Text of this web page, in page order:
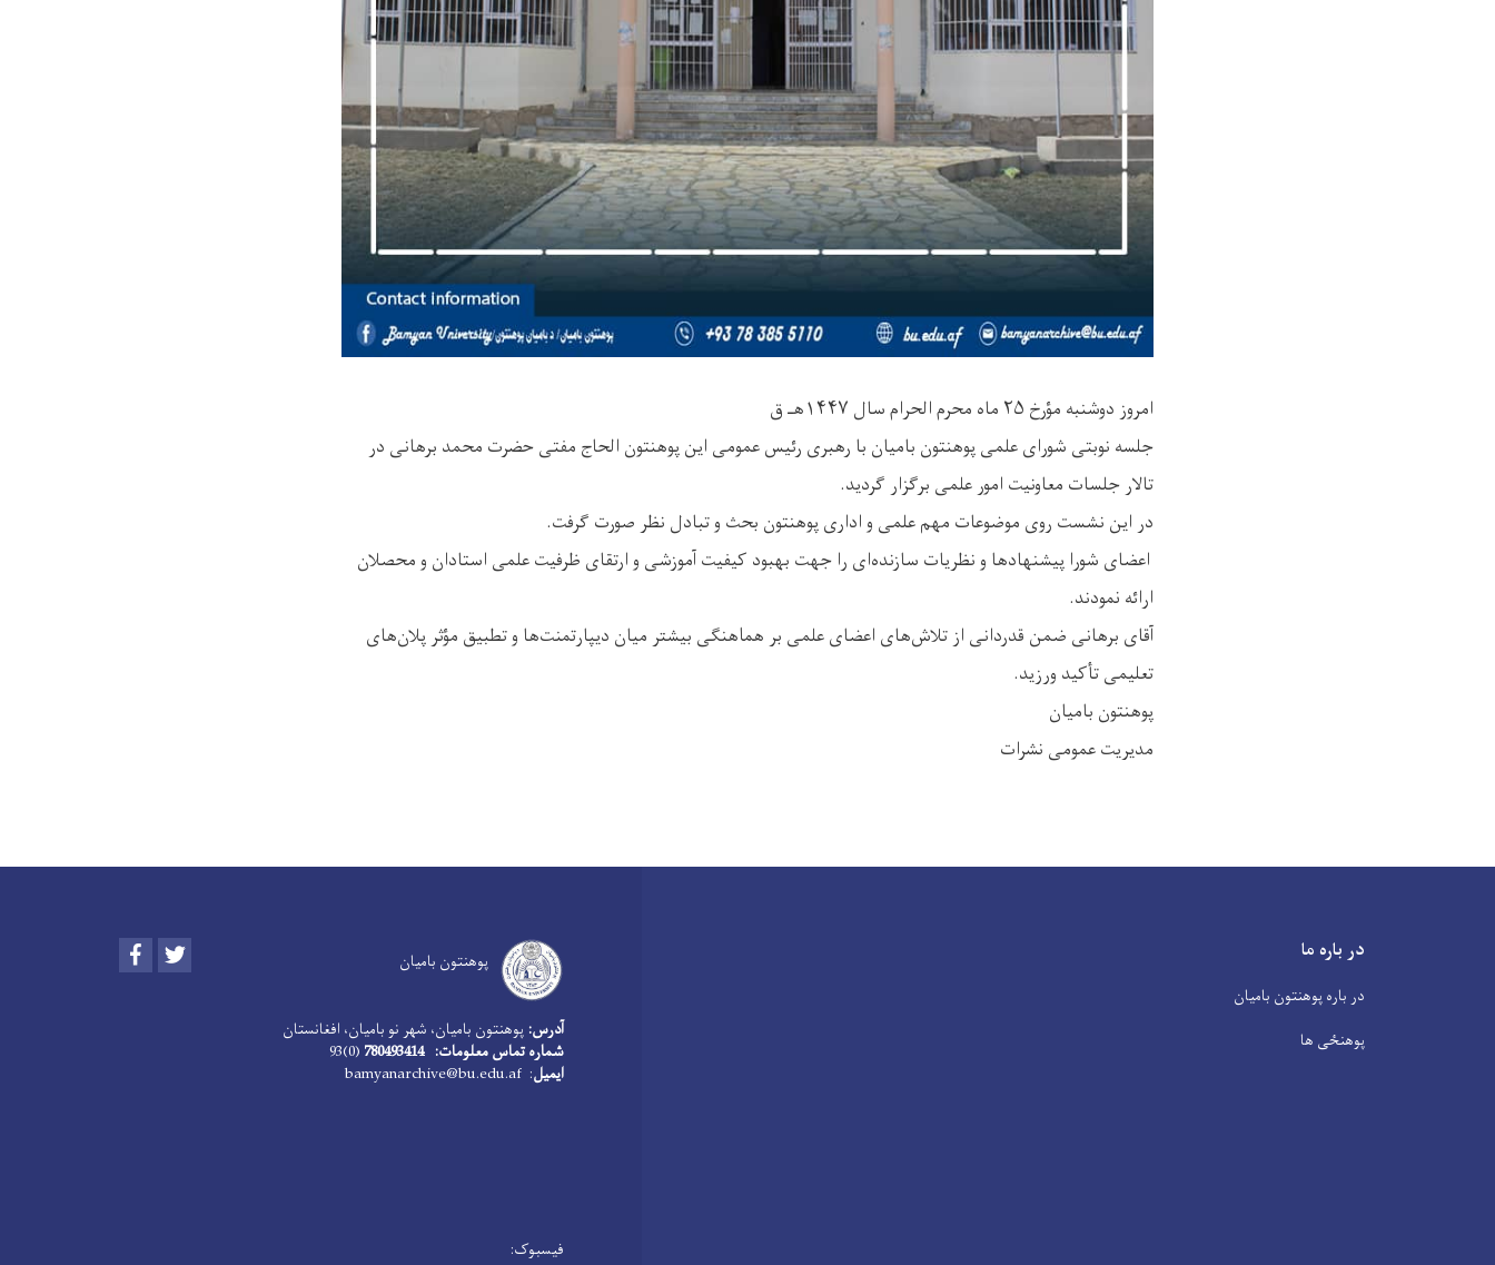
امروز دوشنبه مؤرخ ۲۵ ماه محرم الحرام سال ۱۴۴۷هـ ق
جلسه نوبتی شورای علمی پوهنتون بامیان با رهبری رئیس عمومی این پوهنتون الحاج مفتی حضرت محمد برهانی در
تالار جلسات معاونیت امور علمی برگزار گردید.
در این نشست روی موضوعات مهم علمی و اداری پوهنتون بحث و تبادل نظر صورت گرفت.
اعضای شورا پیشنهادها و نظریات سازنده‌ای را جهت بهبود کیفیت آموزشی و ارتقای ظرفیت علمی استادان و محصلان
ارائه نمودند.
آقای برهانی ضمن قدردانی از تلاش‌های اعضای علمی بر هماهنگی بیشتر میان دیپارتمنت‌ها و تطبیق مؤثر پلان‌های
تعلیمی تأکید ورزید.
پوهنتون بامیان
مدیریت عمومی نشرات
در باره ما
در باره پوهنتون بامیان
پوهنځی ها
پوهنتون بامیان Facebook
آدرس: پوهنتون بامیان، شهر نو بامیان، افغانستان
شماره تماس معلومات: 780493414
(0)93
ایمیل: bamyanarchive@bu.edu.af
فیسبوک: